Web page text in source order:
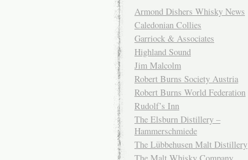
Armond Dishers Whisky News
Caledonian Collies
Garriock & Associates
Highland Sound
Jim Malcolm
Robert Burns Society Austria
Robert Burns World Federation
Rudolf’s Inn
The Elsburn Distillery –
Hammerschmiede
The Lübbehusen Malt Distillery